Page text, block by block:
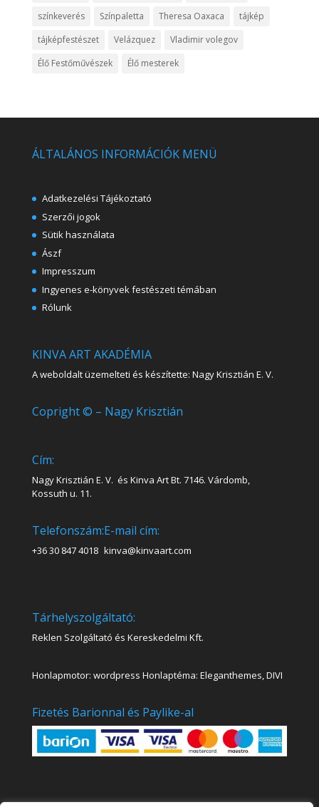
színkeverés
Színpaletta Theresa Oaxaca
tájkép
tájképfestészet
Velázquez
Vladimir volegov
Élő Festőművészek
Élő mesterek
ÁLTALÁNOS INFORMÁCIÓK MENÜ
Adatkezelési Tájékoztató
Szerzői jogok
Sütik használata
Ászf
Impresszum
Ingyenes e-könyvek festészeti témában
Rólunk
KINVA ART AKADÉMIA
A weboldalt üzemelteti és készítette: Nagy Krisztián E. V.
Copright © – Nagy Krisztián
Cím:
Nagy Krisztián E. V. és Kinva Art Bt. 7146. Várdomb,
Kossuth u. 11.
Telefonszám:
+36 30 847 4018
E-mail cím:
kinva@kinvaart.com
Tárhelyszolgáltató:
Reklen Szolgáltató és Kereskedelmi Kft.
Honlapmotor: wordpress Honlaptéma: Eleganthemes, DIVI
Fizetés Barionnal és Paylike-al